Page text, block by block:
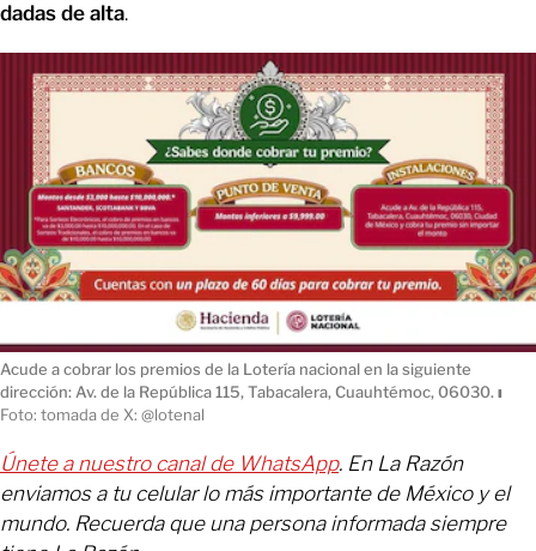
dadas de alta.
Acude a cobrar los premios de la Lotería nacional en la siguiente
dirección: Av. de la República 115, Tabacalera, Cuauhtémoc, 06030.ı
Foto: tomada de X: @lotenal
Únete a nuestro canal de WhatsApp. En La Razón
enviamos a tu celular lo más importante de México y el
mundo. Recuerda que una persona informada siempre